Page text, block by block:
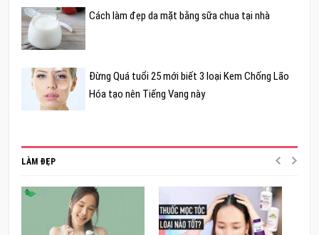
Cách làm đẹp da mặt bằng sữa chua tại nhà
Đừng Quá tuổi 25 mới biết 3 loại Kem Chống Lão
Hóa tạo nên Tiếng Vang này
LÀM ĐẸP